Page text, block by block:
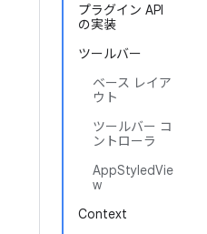
プラグイン API
の実装
ツールバー
ベース レイア
ウト
ツールバー コ
ントローラ
AppStyledVie
w
Context